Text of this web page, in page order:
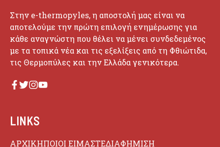
Στην e-thermopyles, η αποστολή μας είναι να
αποτελούμε την πρώτη επιλογή ενημέρωσης για
κάθε αναγνώστη που θέλει να μένει συνδεδεμένος
με τα τοπικά νέα και τις εξελίξεις από τη Φθιώτιδα,
τις Θερμοπύλες και την Ελλάδα γενικότερα.
LINKS
ΑΡΧΙΚΗΠΟΙΟΙ ΕΙΜΑΣΤΕΔΙΑΦΗΜΙΣΗ